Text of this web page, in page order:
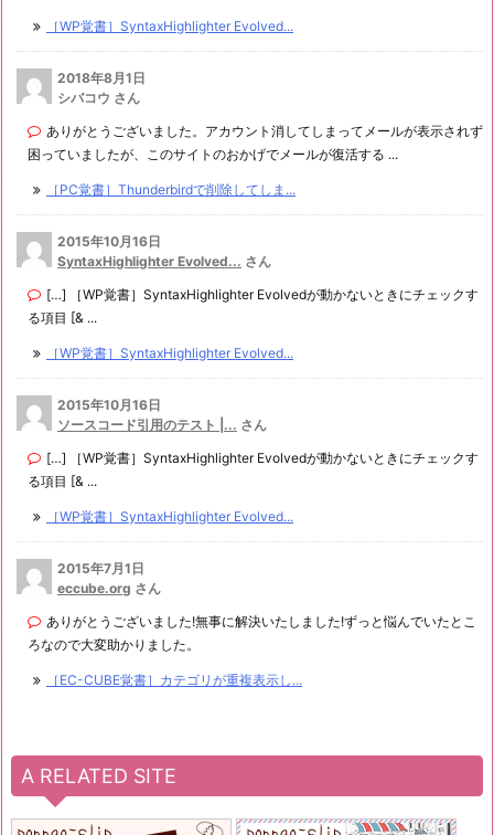
［WP覚書］SyntaxHighlighter Evolved...
2018年8月1日
シバコウ さん
ありがとうございました。アカウント消してしまってメールが表示されず
困っていましたが、このサイトのおかげでメールが復活する ...
［PC覚書］Thunderbirdで削除してしま...
2015年10月16日
SyntaxHighlighter Evolved... さん
[…] ［WP覚書］SyntaxHighlighter Evolvedが動かないときにチェックす
る項目 [& ...
［WP覚書］SyntaxHighlighter Evolved...
2015年10月16日
ソースコード引用のテスト |... さん
[…] ［WP覚書］SyntaxHighlighter Evolvedが動かないときにチェックす
る項目 [& ...
［WP覚書］SyntaxHighlighter Evolved...
2015年7月1日
eccube.org さん
ありがとうございました!無事に解決いたしました!ずっと悩んでいたとこ
ろなので大変助かりました。
［EC-CUBE覚書］カテゴリが重複表示し...
A RELATED SITE